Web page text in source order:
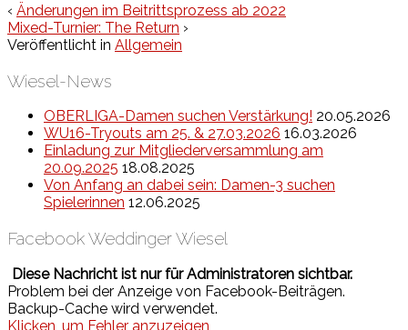
‹ Änderungen im Beitrittsprozess ab 2022
Mixed-Turnier: The Return ›
Veröffentlicht in Allgemein
Wiesel-News
OBERLIGA-Damen suchen Verstärkung! 20.05.2026
WU16-Tryouts am 25. & 27.03.2026 16.03.2026
Einladung zur Mitgliederversammlung am
20.09.2025 18.08.2025
Von Anfang an dabei sein: Damen-3 suchen
Spielerinnen 12.06.2025
Facebook Weddinger Wiesel
Diese Nachricht ist nur für Administratoren sichtbar.
Problem bei der Anzeige von Facebook-Beiträgen.
Backup-Cache wird verwendet.
Klicken, um Fehler anzuzeigen